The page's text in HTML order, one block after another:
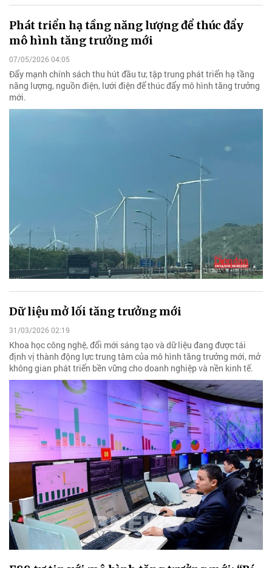
Phát triển hạ tầng năng lượng để thúc đẩy
mô hình tăng trưởng mới
07/05/2026 04:05
Đẩy mạnh chính sách thu hút đầu tư, tập trung phát triển hạ tầng
năng lượng, nguồn điện, lưới điện để thúc đẩy mô hình tăng trưởng
mới.
Dữ liệu mở lối tăng trưởng mới
31/03/2026 02:19
Khoa học công nghệ, đổi mới sáng tạo và dữ liệu đang được tái
định vị thành động lực trung tâm của mô hình tăng trưởng mới, mở
không gian phát triển bền vững cho doanh nghiệp và nền kinh tế.